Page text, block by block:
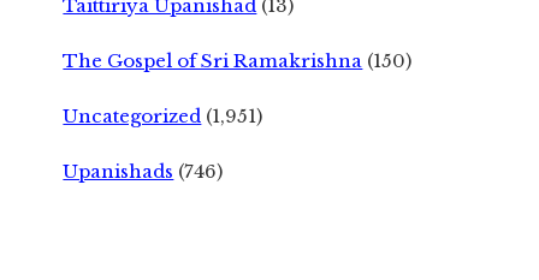
Taittiriya Upanishad (13)
The Gospel of Sri Ramakrishna (150)
Uncategorized (1,951)
Upanishads (746)